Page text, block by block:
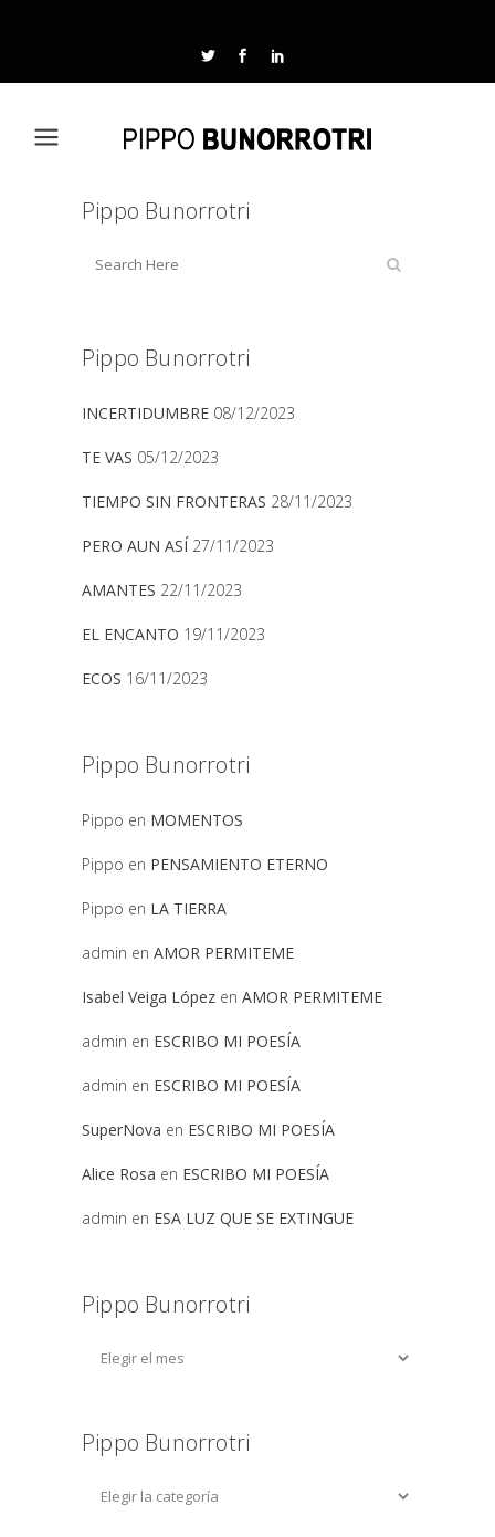
Pippo Bunorrotri
Pippo Bunorrotri
INCERTIDUMBRE 08/12/2023
TE VAS 05/12/2023
TIEMPO SIN FRONTERAS 28/11/2023
PERO AUN ASÍ 27/11/2023
AMANTES 22/11/2023
EL ENCANTO 19/11/2023
ECOS 16/11/2023
Pippo Bunorrotri
Pippo en MOMENTOS
Pippo en PENSAMIENTO ETERNO
Pippo en LA TIERRA
admin en AMOR PERMITEME
Isabel Veiga López en AMOR PERMITEME
admin en ESCRIBO MI POESÍA
admin en ESCRIBO MI POESÍA
SuperNova en ESCRIBO MI POESÍA
Alice Rosa en ESCRIBO MI POESÍA
admin en ESA LUZ QUE SE EXTINGUE
Pippo Bunorrotri
Pippo Bunorrotri